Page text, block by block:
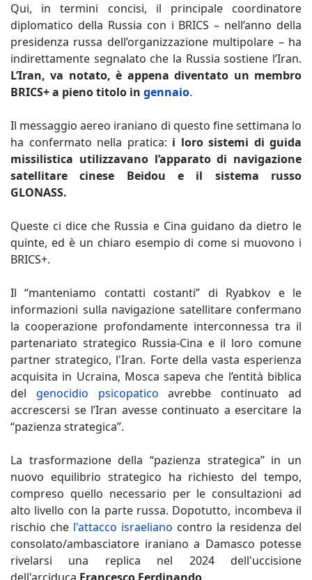
Qui, in termini concisi, il principale coordinatore
diplomatico della Russia con i BRICS – nell’anno della
presidenza russa dell’organizzazione multipolare – ha
indirettamente segnalato che la Russia sostiene l’Iran.
L’Iran, va notato, è appena diventato un membro
BRICS+ a pieno titolo in gennaio.
Il messaggio aereo iraniano di questo fine settimana lo
ha confermato nella pratica: i loro sistemi di guida
missilistica utilizzavano l’apparato di navigazione
satellitare cinese Beidou e il sistema russo
GLONASS.
Queste ci dice che Russia e Cina guidano da dietro le
quinte, ed è un chiaro esempio di come si muovono i
BRICS+.
Il “manteniamo contatti costanti” di Ryabkov e le
informazioni sulla navigazione satellitare confermano
la cooperazione profondamente interconnessa tra il
partenariato strategico Russia-Cina e il loro comune
partner strategico, l'Iran. Forte della vasta esperienza
acquisita in Ucraina, Mosca sapeva che l’entità biblica
del genocidio psicopatico avrebbe continuato ad
accrescersi se l’Iran avesse continuato a esercitare la
“pazienza strategica”.
La trasformazione della “pazienza strategica” in un
nuovo equilibrio strategico ha richiesto del tempo,
compreso quello necessario per le consultazioni ad
alto livello con la parte russa. Dopotutto, incombeva il
rischio che l'attacco israeliano contro la residenza del
consolato/ambasciatore iraniano a Damasco potesse
rivelarsi una replica nel 2024 dell'uccisione